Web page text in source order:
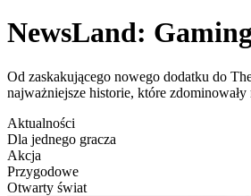
NewsLand:
Od zaskakującego nowego dodatku do
najważniejsze historie, które zdominowały
Aktualności
Dla jednego gracza
Akcja
Przygodowe
Otwarty świat